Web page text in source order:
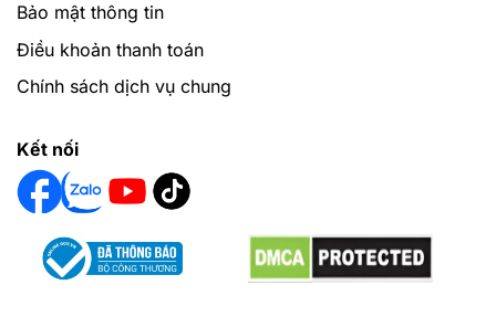
Bảo mật thông tin
Điều khoản thanh toán
Chính sách dịch vụ chung
Kết nối